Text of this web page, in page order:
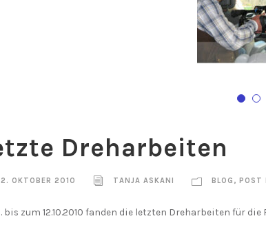
Dreharbeiten
OKTOBER 2010 TANJA ASKANI BLOG , POST
bis zum 12.10.2010 fanden die letzten Dreharbeiten für